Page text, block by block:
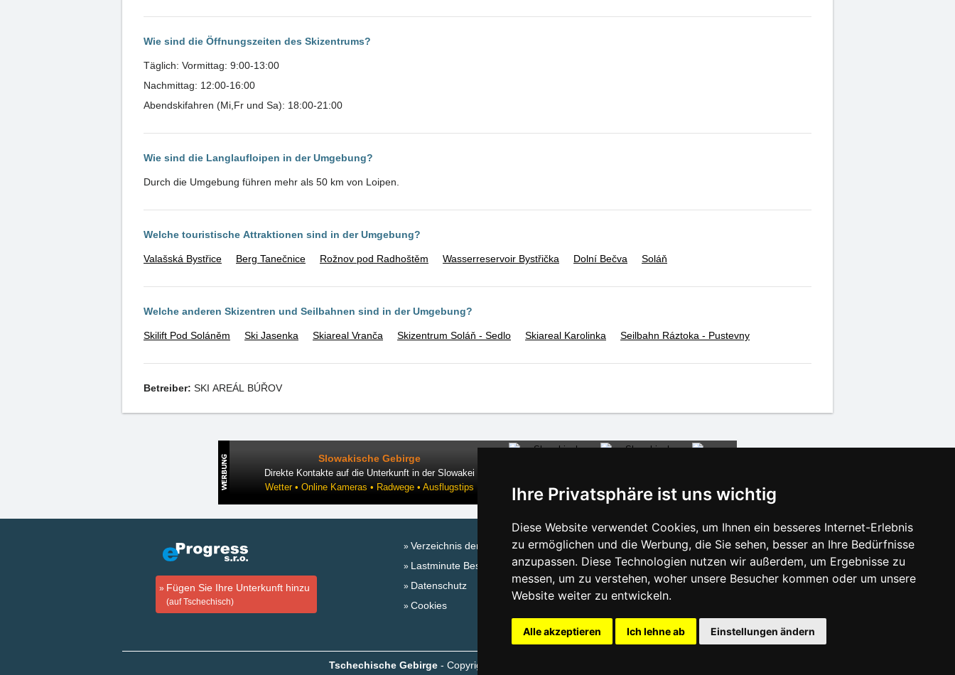
Ihre Privatsphäre ist uns wichtig
Diese Website verwendet Cookies, um Ihnen ein besseres Internet-Erlebnis
zu ermöglichen und die Werbung, die Sie sehen, besser an Ihre Bedürfnisse
anzupassen. Diese Technologien nutzen wir außerdem, um Ergebnisse zu
messen, um zu verstehen, woher unsere Besucher kommen oder um unsere
Website weiter zu entwickeln.
Alle akzeptieren Ich lehne ab Einstellungen ändern
Wie sind die Öffnungszeiten des Skizentrums?
Täglich: Vormittag: 9:00-13:00
Nachmittag: 12:00-16:00
Abendskifahren (Mi,Fr und Sa): 18:00-21:00
Wie sind die Langlaufloipen in der Umgebung?
Durch die Umgebung führen mehr als 50 km von Loipen.
Welche touristische Attraktionen sind in der Umgebung?
Valašská Bystřice Berg Tanečnice Rožnov pod Radhoštěm Wasserreservoir Bystřička Dolní Bečva Soláň
Welche anderen Skizentren und Seilbahnen sind in der Umgebung?
Skilift Pod Soláněm Ski Jasenka Skiareal Vranča Skizentrum Soláň - Sedlo Skiareal Karolinka Seilbahn Ráztoka - Pustevny
Betreiber: SKI AREÁL BÚŘOV
Slowakische Gebirge
Direkte Kontakte auf die Unterkunft in der Slowakei
Wetter • Online Kameras • Radwege • Ausflugstips
Fügen Sie Ihre Unterkunft hinzu
(auf Tschechisch)
Verzeichnis der Unterkunft
Lastminute Beskiden
Datenschutz
Cookies
Saisonlinks:
Silvester Beskiden
Silvester im Gebirge 2025/26
Badeplätze
Tschechische Gebirge - Copyright © 1999-2026